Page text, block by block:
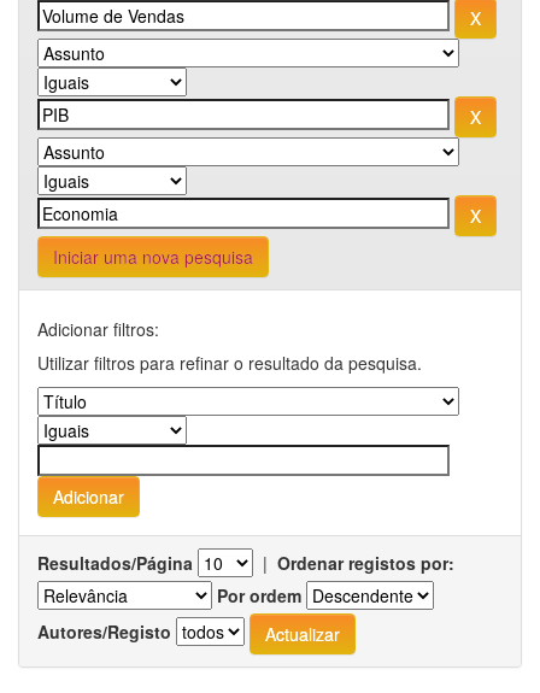
Iniciar uma nova pesquisa
Adicionar filtros:
Utilizar filtros para refinar o resultado da pesquisa.
Resultados/Página | Ordenar registos por:
Por ordem
Autores/Registo